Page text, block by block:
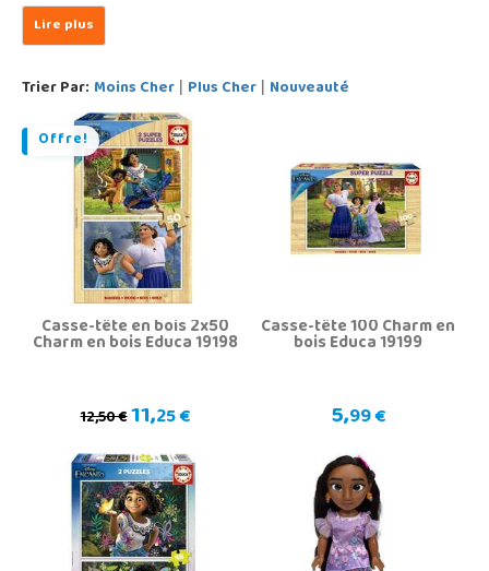
Trier Par: Moins Cher | Plus Cher | Nouveauté
Offre!
Casse-tête en bois 2x50
Charm en bois Educa 19198
12,50 €11,25 €
Casse-tête 100 Charm en
bois Educa 19199
5,99 €